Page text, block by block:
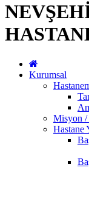
Kurumsal
Misyon
Hastane